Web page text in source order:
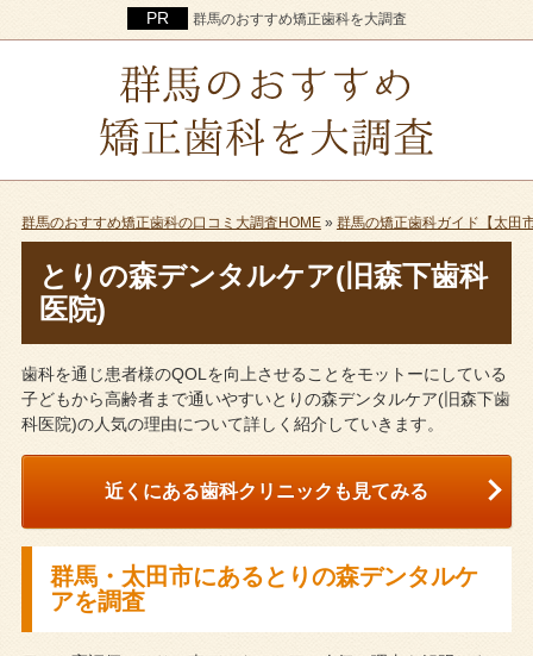
群馬のおすすめ矯正歯科を大調査
群馬のおすすめ矯正歯科の口コミ大調査HOME» 群馬の矯正歯科ガイド【太田
とりの森デンタルケア(旧森下歯科
医院)
歯科を通じ患者様のQOLを向上させることをモットーにしている
子どもから高齢者まで通いやすいとりの森デンタルケア(旧森下歯
科医院)の人気の理由について詳しく紹介していきます。
近くにある歯科クリニックも見てみる
群馬・太田市にあるとりの森デンタルケ
アを調査